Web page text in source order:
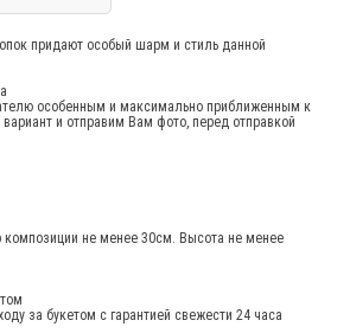
придают особый шарм и стиль данной
особенным и максимально приближенным к
и отправим Вам фото, перед отправкой
композиции не менее 30см. Высота не менее
за букетом с гарантией свежести 24 часа